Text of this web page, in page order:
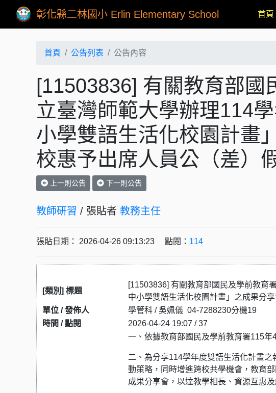
彰化縣二林國小 Erlin Elementary School 首頁
首頁 公告列表 公告內容
[11503836] 有關教育部國
立臺灣師範大學辦理114
小學雙語生活化校園計畫
校惠予出席人員公（差）
上一則公告 下一則公告
教師研習 / 張貼者 教務主任
張貼日期： 2026-04-26 09:13:23 點閱： 114
[類別] 標題
[11503836] 有關教育部國民及學前教育
中小學雙語生活化校園計畫」之成果分
單位 / 發佈人
學管科 / 吳姵儀 04-7288230分機19
時間 / 點閱
2026-04-24 19:07 / 37
一、依據教育部國民及學前教育署115
二、為分享114學年度雙語生活化計畫
動策略，同時增進跨校共學機會，教育
成果分享會，以達教學相長、資源互惠